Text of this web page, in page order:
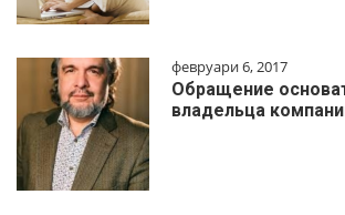
февруари 6, 2017
Обращение
владельца